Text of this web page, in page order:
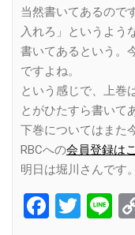
当然書いてあるので
入れろ」というよう
書いてあるという。
ですよね。
という感じで、上巻
とがひたすら書いて
下巻についてはまた
RBCへの会員登録は
明日は堀川さんです。